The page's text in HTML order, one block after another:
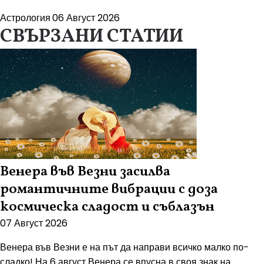
Астрология06 Август 2026
СВЪРЗАНИ СТАТИИ
Венера във Везни засилва
романтичните вибрации с доза
космическа сладост и съблазън
07 Август 2026
Венера във Везни е на път да направи всичко малко по-